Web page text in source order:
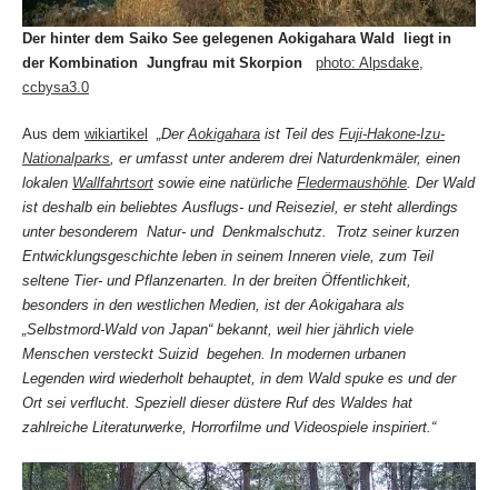
Der hinter dem Saiko See gelegenen Aokigahara Wald liegt in
der Kombination Jungfrau mit Skorpion
photo: Alpsdake,
ccbysa3.0
Aus dem wikiartikel „DerAokigahara ist Teil des Fuji-Hakone-Izu-
Nationalparks, er umfasst unter anderem drei Naturdenkmäler, einen
lokalen Wallfahrtsort sowie eine natürliche Fledermaushöhle. Der Wald
ist deshalb ein beliebtes Ausflugs- und Reiseziel, er steht allerdings
unter besonderem Natur- und Denkmalschutz. Trotz seiner kurzen
Entwicklungsgeschichte leben in seinem Inneren viele, zum Teil
seltene Tier- und Pflanzenarten. In der breiten Öffentlichkeit,
besonders in den westlichen Medien, ist der Aokigahara als
„Selbstmord-Wald von Japan“ bekannt, weil hier jährlich viele
Menschen versteckt Suizid begehen. In modernen urbanen
Legenden wird wiederholt behauptet, in dem Wald spuke es und der
Ort sei verflucht. Speziell dieser düstere Ruf des Waldes hat
zahlreiche Literaturwerke, Horrorfilme und Videospiele inspiriert.“